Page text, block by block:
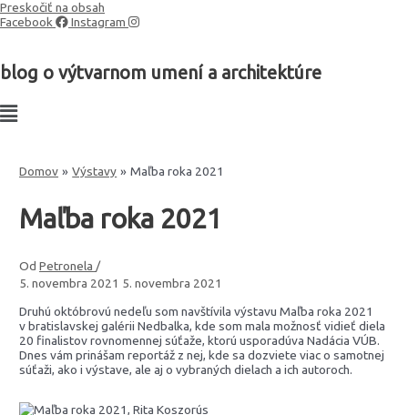
Preskočiť na obsah
Facebook
Instagram
blog o výtvarnom umení a architektúre
Domov Výstavy Maľba roka 2021
Maľba roka 2021
Od Petronela /
5. novembra 2021 5. novembra 2021
Druhú októbrovú nedeľu som navštívila výstavu Maľba roka 2021
v bratislavskej galérii Nedbalka, kde som mala možnosť vidieť diela
20 finalistov rovnomennej súťaže, ktorú usporadúva Nadácia VÚB.
Dnes vám prinášam reportáž z nej, kde sa dozviete viac o samotnej
súťaži, ako i výstave, ale aj o vybraných dielach a ich autoroch.